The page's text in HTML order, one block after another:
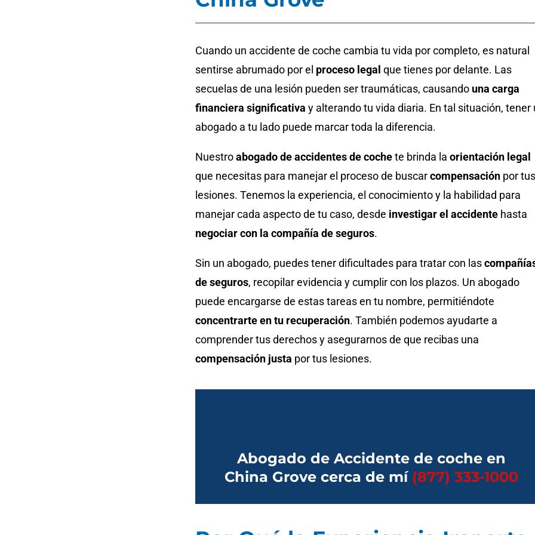
Cuando un accidente de coche cambia tu vida por completo, es natural
sentirse abrumado por el proceso legal que tienes por delante. Las
secuelas de una lesión pueden ser traumáticas, causando una carga
financiera significativa y alterando tu vida diaria. En tal situación, tener
abogado a tu lado puede marcar toda la diferencia.
Nuestroabogado de accidentes de cochete brinda la orientación legal
que necesitas para manejar el proceso de buscarcompensación por tus
lesiones. Tenemos la experiencia, el conocimiento y la habilidad para
manejar cada aspecto de tu caso, desde investigar el accidente hasta
negociar con la compañía de seguros.
Sin un abogado, puedes tener dificultades para tratar con las
de seguros, recopilar evidencia y cumplir con los plazos. Un abogado
puede encargarse de estas tareas en tu nombre, permitiéndote
concentrarte en tu recuperación. También podemos ayudarte a
comprender tus derechos y asegurarnos de que recibas una
compensación justa por tus lesiones.
Abogado de Accidente de coche en
China Grove cerca de mí (877) 333-1000